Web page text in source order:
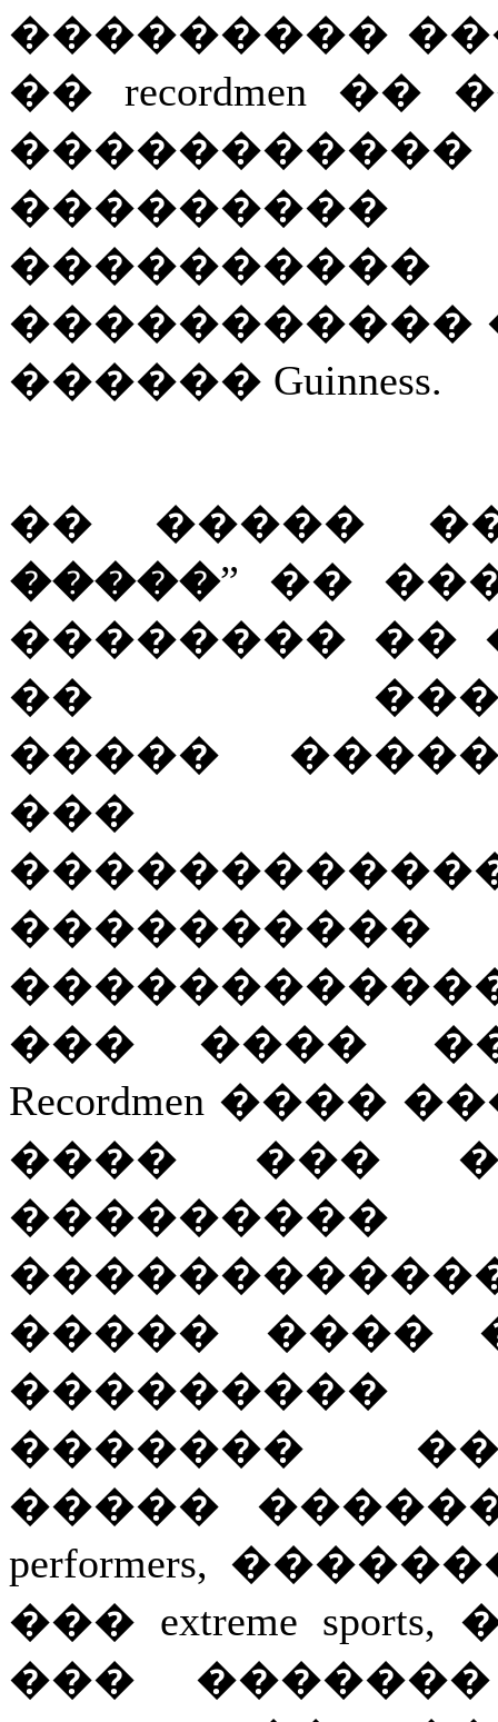
���������
�� recordmen ��
�����������
������ Guinness.
�� �����
�����” ��
�������� ��
��
�����
���
��� ����
Recordmen ����
���� ���
����� ����
�������
�����
performers,
��� extreme sports,
���